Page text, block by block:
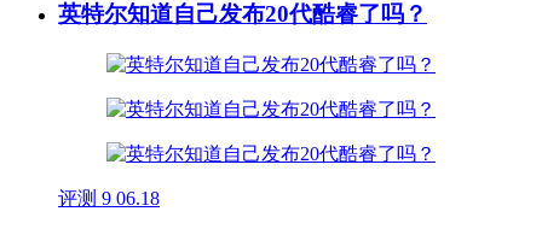
英特尔知道自己发布20代酷睿了吗？
评测 9 06.18